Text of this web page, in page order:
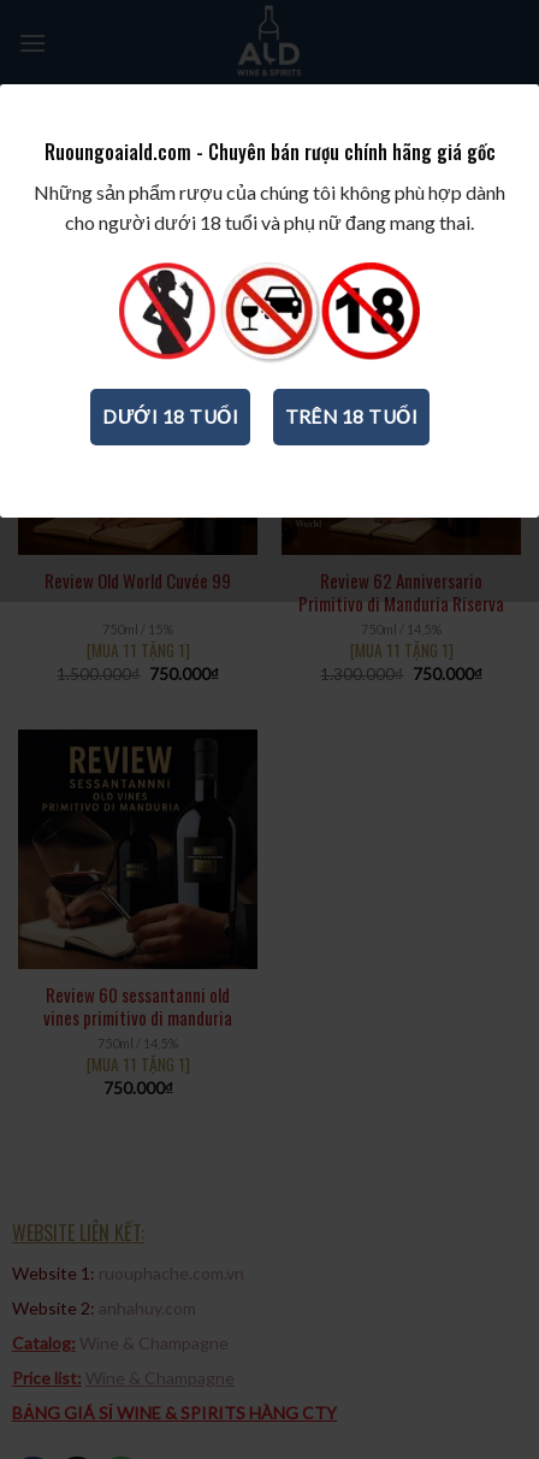
TRANG CHỦ / BEST WINES & SPIRITS REVIEWS SẢN PHẨM / PUGLIA PHỔ BIẾN
NHẤT
Review Old World Cuvée 99
750ml / 15%
[MUA 11 TẶNG 1]
1.500.000₫ 750.000₫
Review 62 Anniversario
Primitivo di Manduria Riserva
750ml / 14,5%
[MUA 11 TẶNG 1]
1.300.000₫ 750.000₫
Review 60 sessantanni old
vines primitivo di manduria
750ml / 14,5%
[MUA 11 TẶNG 1]
750.000₫
WEBSITE LIÊN KẾT:
Website 1: ruouphache.com.vn
Website 2: anhahuy.com
Catalog: Wine & Champagne
Price list: Wine & Champagne
BẢNG GIÁ SỈ WINE & SPIRITS HÀNG CTY
Ruoungoaiald.com - Chuyên bán rượu chính hãng giá gốc
Những sản phẩm rượu của chúng tôi không phù hợp dành
cho người dưới 18 tuổi và phụ nữ đang mang thai.
DƯỚI 18 TUỔI TRÊN 18 TUỔI